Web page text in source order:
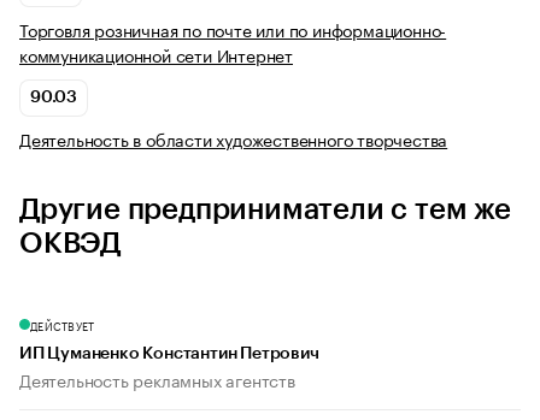
Торговля розничная по почте или по информационно-
коммуникационной сети Интернет
90.03
Деятельность в области художественного творчества
Другие предприниматели с тем же
ОКВЭД
ДЕЙСТВУЕТ
ИП Цуманенко Константин Петрович
Деятельность рекламных агентств